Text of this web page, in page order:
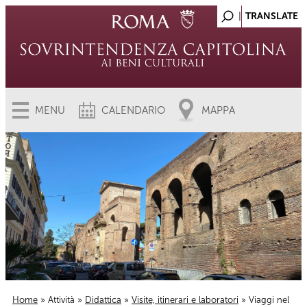
MENU CALENDARIO MAPPA
Home » Attività » Didattica » Visite, itinerari e laboratori » Viaggi nel